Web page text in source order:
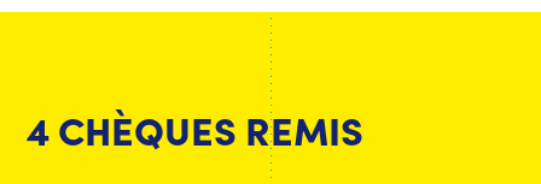
4 CHÈQUES REMIS